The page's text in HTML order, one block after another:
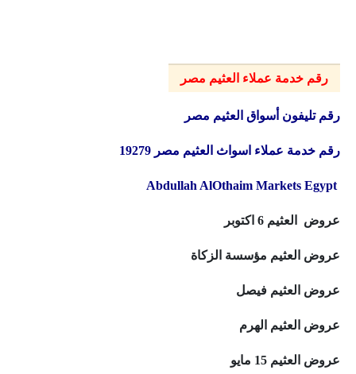
رقم خدمة عملاء العثيم مصر
رقم تليفون أسواق العثيم مصر
رقم خدمة عملاء اسواث العثيم مصر 19279
عروض العثيم 6 اكتوبر
عروض العثيم مؤسسة الزكاة
عروض العثيم فيصل
عروض العثيم الهرم
عروض العثيم 15 مايو